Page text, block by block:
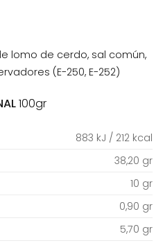
lomo de cerdo, sal común,
(E-250, E-252)
100gr
883 kJ / 212 kcal
38,20 gr
10 gr
0,90 gr
5,70 gr